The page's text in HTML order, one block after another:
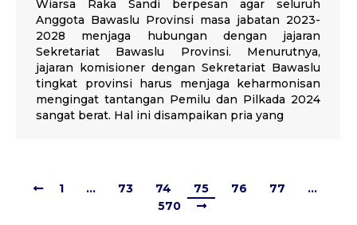
Wiarsa Raka Sandi berpesan agar seluruh
Anggota Bawaslu Provinsi masa jabatan 2023-
2028 menjaga hubungan dengan jajaran
Sekretariat Bawaslu Provinsi. Menurutnya,
jajaran komisioner dengan Sekretariat Bawaslu
tingkat provinsi harus menjaga keharmonisan
mengingat tantangan Pemilu dan Pilkada 2024
sangat berat. Hal ini disampaikan pria yang
1 … 73 74 75 76 77
…
570